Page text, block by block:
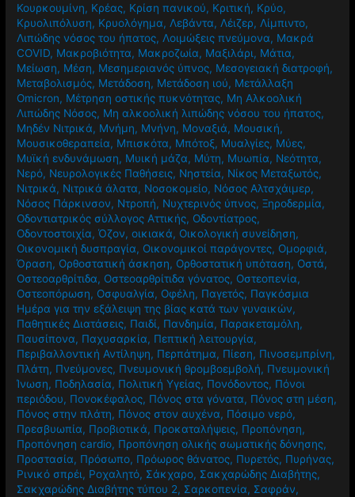
Κουρκουμίνη, Κρέας, Κρίση πανικού, Κριτική, Κρύο,
Κρυολιπόλυση, Κρυολόγημα, Λεβάντα, Λέιζερ, Λίμπιντο,
Λιπώδης νόσος του ήπατος, Λοιμώξεις πνεύμονα, Μακρά
COVID, Μακροβιότητα, Μακροζωία, Μαξιλάρι, Μάτια,
Μείωση, Μέση, Μεσημεριανός ύπνος, Μεσογειακή διατροφή,
Μεταβολισμός, Μετάδοση, Μετάδοση ιού, Μετάλλαξη
Omicron, Μέτρηση οστικής πυκνότητας, Μη Αλκοολική
Λιπώδης Νόσος, Μη αλκοολική λιπώδης νόσου του ήπατος,
Μηδέν Νιτρικά, Μνήμη, Μνήνη, Μοναξιά, Μουσική,
Μουσικοθεραπεία, Μπισκότα, Μπότοξ, Μυαλγίες, Μύες,
Μυϊκή ενδυνάμωση, Μυική μάζα, Μύτη, Μυωπία, Νεότητα,
Νερό, Νευρολογικές Παθήσεις, Νηστεία, Νίκος Μεταξωτός,
Νιτρικά, Νιτρικά άλατα, Νοσοκομείο, Νόσος Αλτσχάιμερ,
Νόσος Πάρκινσον, Ντροπή, Νυχτερινός ύπνος,Ξηροδερμία,
Οδοντιατρικός σύλλογος Αττικής, Οδοντίατρος,
Οδοντοστοιχία,Όζον,οικιακά, Οικολογική συνείδηση,
Οικονομική δυσπραγία, Οικονομικοί παράγοντες, Ομορφιά,
Όραση, Ορθοστατική άσκηση, Ορθοστατική υπόταση, Οστά,
Οστεοαρθρίτιδα, Οστεοαρθρίτιδα γόνατος, Οστεοπενία,
Οστεοπόρωση, Οσφυαλγία, Οφέλη, Παγετός, Παγκόσμια
Ημέρα για την εξάλειψη της βίας κατά των γυναικών,
Παθητικές Διατάσεις, Παιδί, Πανδημία, Παρακεταμόλη,
Παυσίπονα, Παχυσαρκία, Πεπτική λειτουργία,
Περιβαλλοντική Αντίληψη, Περπάτημα, Πίεση, Πινοσεμπρίνη,
Πλάτη, Πνεύμονες, Πνευμονική θρομβοεμβολή, Πνευμονική
Ίνωση, Ποδηλασία, Πολιτική Υγείας, Πονόδοντος, Πόνοι
περιόδου, Πονοκέφαλος, Πόνος στα γόνατα, Πόνος στη μέση,
Πόνος στην πλάτη, Πόνος στον αυχένα, Πόσιμο νερό,
Πρεσβυωπία, Προβιοτικά, Προκαταλήψεις, Προπόνηση,
Προπόνηση cardio, Προπόνηση ολικής σωματικής δόνησης,
Προστασία, Πρόσωπο, Πρόωρος θάνατος, Πυρετός, Πυρήνας,
Ρινικό σπρέι, Ροχαλητό, Σάκχαρο, Σακχαρώδης Διαβήτης,
Σακχαρώδης Διαβήτης τύπου 2, Σαρκοπενία, Σαφράν,